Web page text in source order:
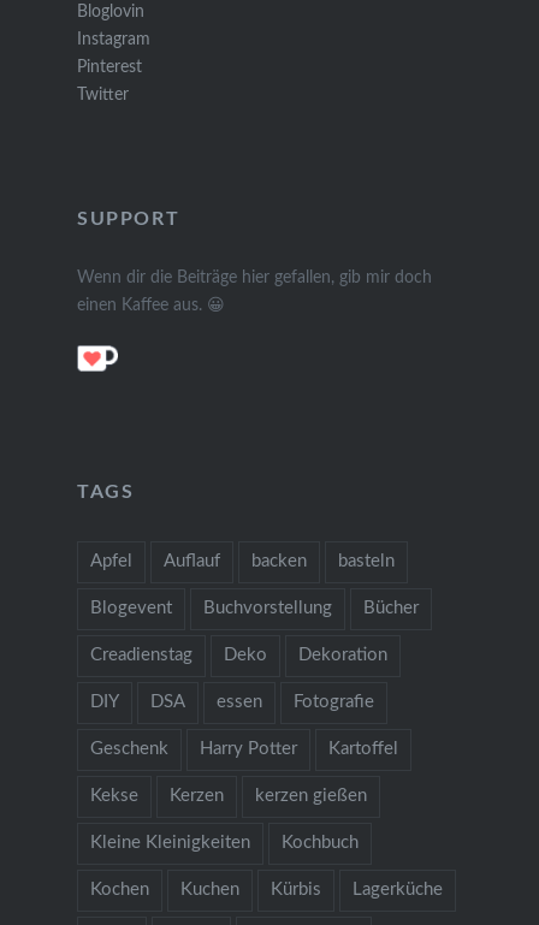
Bloglovin
Instagram
Pinterest
Twitter
SUPPORT
Wenn dir die Beiträge hier gefallen, gib mir doch
einen Kaffee aus. 😀
TAGS
Apfel Auflauf backen basteln
Blogevent Buchvorstellung Bücher
Creadienstag Deko Dekoration
DIY DSA essen Fotografie
Geschenk Harry Potter Kartoffel
Kekse Kerzen kerzen gießen
Kleine Kleinigkeiten Kochbuch
Kochen Kuchen Kürbis Lagerküche